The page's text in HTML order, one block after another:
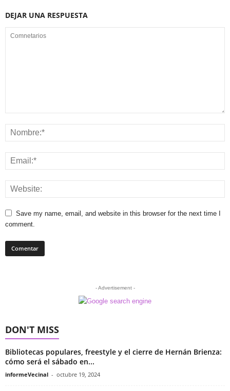
DEJAR UNA RESPUESTA
Save my name, email, and website in this browser for the next time I
comment.
- Advertisement -
DON'T MISS
Bibliotecas populares, freestyle y el cierre de Hernán Brienza:
cómo será el sábado en...
informeVecinal - octubre 19, 2024